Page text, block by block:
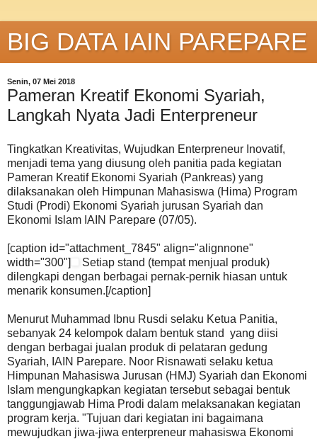
BIG DATA IAIN PAREPARE
Senin, 07 Mei 2018
Pameran Kreatif Ekonomi Syariah,
Langkah Nyata Jadi Enterpreneur
Tingkatkan Kreativitas, Wujudkan Enterpreneur Inovatif,
menjadi tema yang diusung oleh panitia pada kegiatan
Pameran Kreatif Ekonomi Syariah (Pankreas) yang
dilaksanakan oleh Himpunan Mahasiswa (Hima) Program
Studi (Prodi) Ekonomi Syariah jurusan Syariah dan
Ekonomi Islam IAIN Parepare (07/05).
[caption id="attachment_7845" align="alignnone"
width="300"]
Setiap stand (tempat menjual produk)
dilengkapi dengan berbagai pernak-pernik hiasan untuk
menarik konsumen.[/caption]
Menurut Muhammad Ibnu Rusdi selaku Ketua Panitia,
sebanyak 24 kelompok dalam bentuk stand yang diisi
dengan berbagai jualan produk di pelataran gedung
Syariah, IAIN Parepare. Noor Risnawati selaku ketua
Himpunan Mahasiswa Jurusan (HMJ) Syariah dan Ekonomi
Islam mengungkapkan kegiatan tersebut sebagai bentuk
tanggungjawab Hima Prodi dalam melaksanakan kegiatan
program kerja. "Tujuan dari kegiatan ini bagaimana
mewujudkan jiwa-jiwa enterpreneur mahasiswa Ekonomi